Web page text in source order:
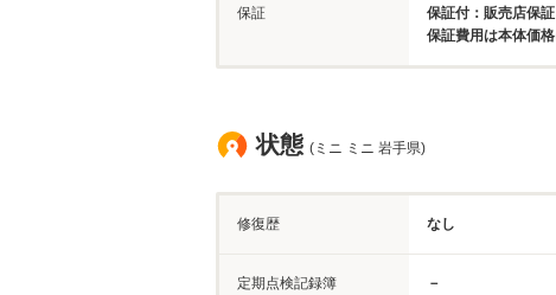
保証
保証付：販売店保
保証費用は本体価
状態 (ミニ ミニ 岩手県)
修復歴 なし
定期点検記録簿 －